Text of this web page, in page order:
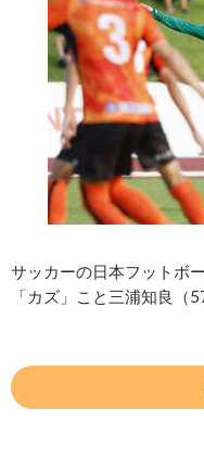
サッカーの日本フットボ
「カズ」こと三浦知良